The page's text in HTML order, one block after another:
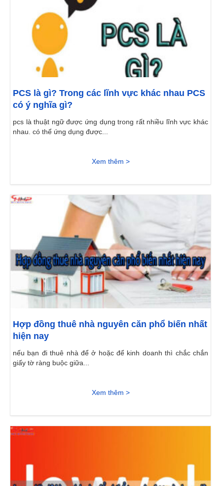
PCS là gì? Trong các lĩnh vực khác nhau PCS
có ý nghĩa gì?
pcs là thuật ngữ được ứng dụng trong rất nhiều lĩnh vực khác
nhau. có thể ứng dụng được...
Xem thêm >
Hợp đồng thuê nhà nguyên căn phổ biến nhất
hiện nay
nếu bạn đi thuê nhà để ở hoặc để kinh doanh thì chắc chắn
giấy tờ ràng buộc giữa...
Xem thêm >